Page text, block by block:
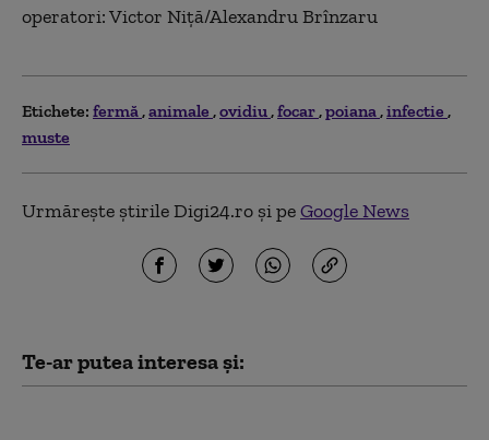
operatori: Victor Niţă/Alexandru Brînzaru
Etichete: fermă animale ovidiu focar poiana infectie
muste
Urmărește știrile Digi24.ro și peGoogle News
Te-ar putea interesa și: